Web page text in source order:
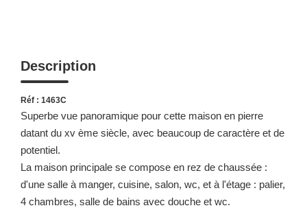
Description
Réf : 1463C
Superbe vue panoramique pour cette maison en pierre
datant du xv ème siècle, avec beaucoup de caractère et de
potentiel.
La maison principale se compose en rez de chaussée :
d'une salle à manger, cuisine, salon, wc, et à l'étage : palier,
4 chambres, salle de bains avec douche et wc.